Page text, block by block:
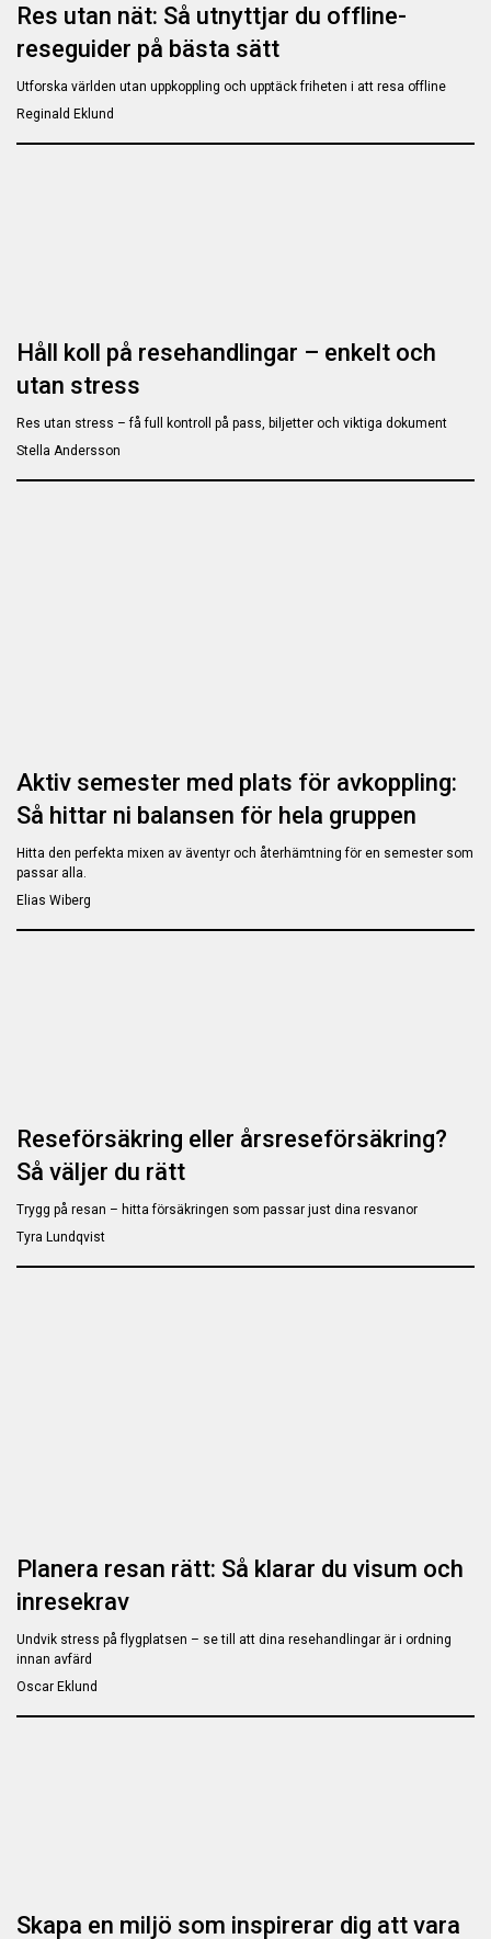
Res utan nät: Så utnyttjar du offline-
reseguider på bästa sätt
Utforska världen utan uppkoppling och upptäck friheten i att resa offline
Reginald Eklund
Håll koll på resehandlingar – enkelt och
utan stress
Res utan stress – få full kontroll på pass, biljetter och viktiga dokument
Stella Andersson
Aktiv semester med plats för avkoppling:
Så hittar ni balansen för hela gruppen
Hitta den perfekta mixen av äventyr och återhämtning för en semester som
passar alla.
Elias Wiberg
Reseförsäkring eller årsreseförsäkring?
Så väljer du rätt
Trygg på resan – hitta försäkringen som passar just dina resvanor
Tyra Lundqvist
Planera resan rätt: Så klarar du visum och
inresekrav
Undvik stress på flygplatsen – se till att dina resehandlingar är i ordning
innan avfärd
Oscar Eklund
Skapa en miljö som inspirerar dig att vara